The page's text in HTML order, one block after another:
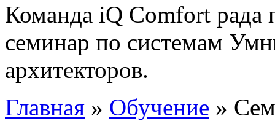
Команда iQ Comfort рада
семинар по системам
архитекторов.
Главная » Обучение »